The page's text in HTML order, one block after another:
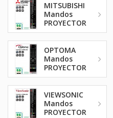
MITSUBISHI
Mandos
PROYECTOR
OPTOMA
Mandos
PROYECTOR
VIEWSONIC
Mandos
PROYECTOR